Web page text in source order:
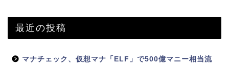
最近の投稿
マナチェック、仮想マナ「ELF」で500億マニー相当流